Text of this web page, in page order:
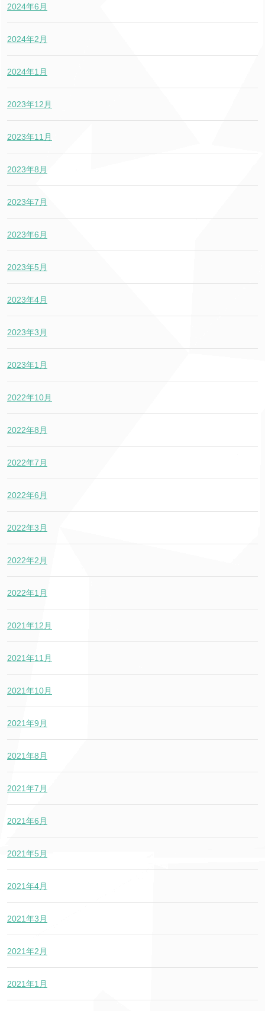
2024年6月
2024年2月
2024年1月
2023年12月
2023年11月
2023年8月
2023年7月
2023年6月
2023年5月
2023年4月
2023年3月
2023年1月
2022年10月
2022年8月
2022年7月
2022年6月
2022年3月
2022年2月
2022年1月
2021年12月
2021年11月
2021年10月
2021年9月
2021年8月
2021年7月
2021年6月
2021年5月
2021年4月
2021年3月
2021年2月
2021年1月